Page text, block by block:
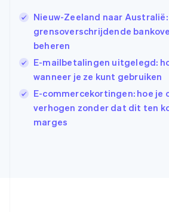
Nieuw-Zeeland naar Australië:
grensoverschrijdende
beheren
E-mailbetalingen uitgelegd:
wanneer je ze kunt gebruiken
E-commercekortingen: hoe je
verhogen zonder dat dit ten
marges
Ierland
India
English
Italië
ItalianoEnglish
日本語 English
Kroatië
EnglishItaliano